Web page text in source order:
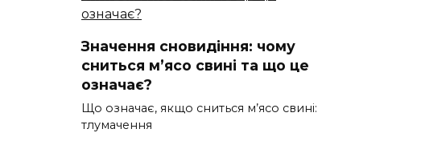
Значення сновидіння: чому
сниться м’ясо свині та що це
означає?
Що означає, якщо сниться м’ясо свині:
тлумачення